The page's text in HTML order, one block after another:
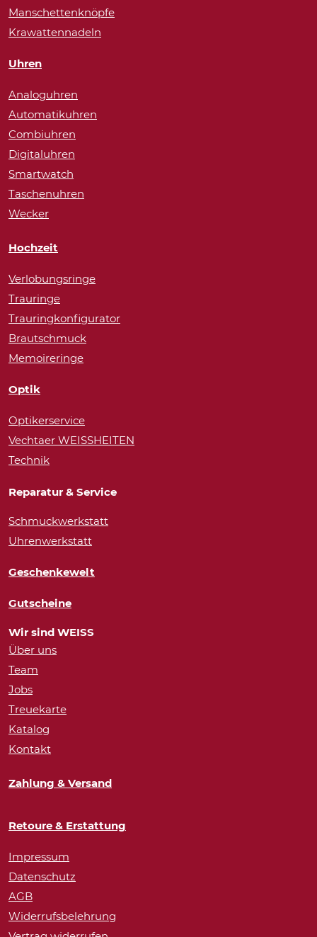
Manschettenknöpfe
Krawattennadeln
Uhren
Analoguhren
Automatikuhren
Combiuhren
Digitaluhren
Smartwatch
Taschenuhren
Wecker
Hochzeit
Verlobungsringe
Trauringe
Trauringkonfigurator
Brautschmuck
Memoireringe
Optik
Optikerservice
Vechtaer WEISSHEITEN
Technik
Reparatur & Service
Schmuckwerkstatt
Uhrenwerkstatt
Geschenkewelt
Gutscheine
Wir sind WEISS
Über uns
Team
Jobs
Treuekarte
Katalog
Kontakt
Zahlung & Versand
Retoure & Erstattung
Impressum
Datenschutz
AGB
Widerrufsbelehrung